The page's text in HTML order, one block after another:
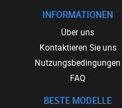
INFORMATIONEN
Über uns
Kontaktieren Sie uns
Nutzungsbedingungen
FAQ
BESTE MODELLE